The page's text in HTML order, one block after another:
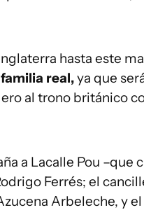
hasta este
real,ya que
al trono británico
a Lacalle Pou –que
Ferrés; el
Arbeleche, y